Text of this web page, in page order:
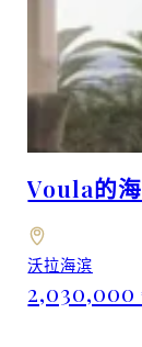
Voula的
沃拉海滨
2,030,000